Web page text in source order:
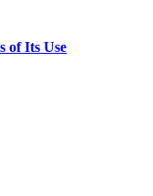
of Its Use